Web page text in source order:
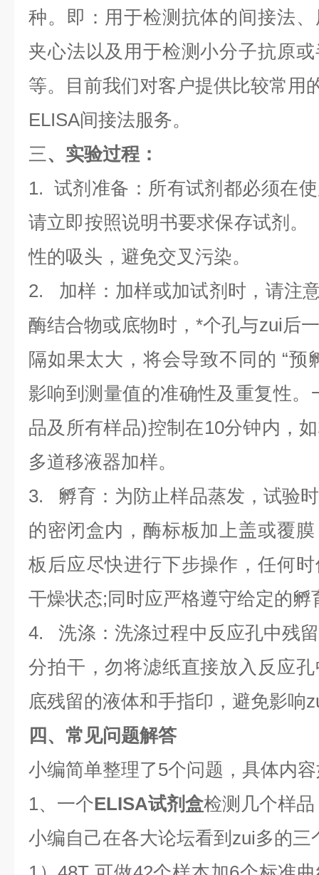
种。即：用于检测抗体的间接法
夹心法以及用于检测小分子抗原
等。目前我们对客户提供比较常用
ELISA间接法服务。
三、实验过程：
1. 试剂准备：所有试剂都必须在
请立即按照说明书要求保存试剂
性的吸头，避免交叉污染。
2. 加样：加样或加试剂时，请注
酶结合物或底物时，*个孔与zui后
隔如果太大，将会导致不同的 “预
影响到测量值的准确性及重复性
品及所有样品)控制在10分钟内，
多道移液器加样。
3. 孵育：为防止样品蒸发，试验
的密闭盒内，酶标板加上盖或覆
板后应尽快进行下步操作，任何
干燥状态;同时应严格遵守给定的孵
4. 洗涤：洗涤过程中反应孔中残
分拍干，勿将滤纸直接放入反应
底残留的液体和手指印，避免影响
四、常见问题解答
小编简单整理了5个问题，具体内
1、一个ELISA试剂盒检测几个样品
小编自己在各大论坛看到zui多的三